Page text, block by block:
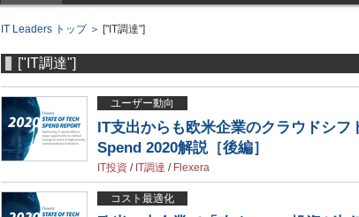
IT Leaders トップ＞ ["IT調達"]
["IT調達"]
ユーザー動向
IT支出からも欧米企業のクラウドシ
Spend 2020解説［後編］
IT投資 / IT調達 / Flexera
コスト最適化